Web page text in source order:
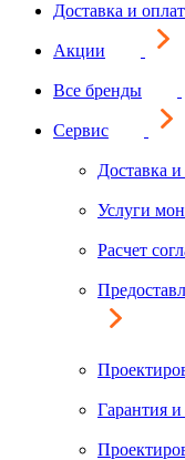
Доставка и
Акции
Все бренды
Сервис
Доставка и
Услуги
Расчет
Гарантия и